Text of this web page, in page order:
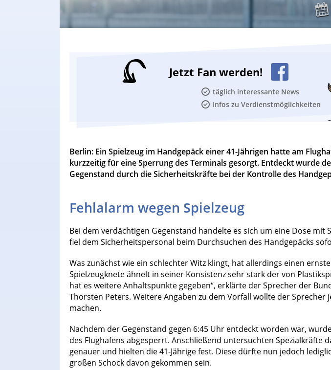
Jetzt Fan werden!
täglich interessante News
Infos zu Verdienstmöglichkeiten
Berlin: Ein Spielzeug im Handgepäck einer 41-Jährigen hatte am
kurzzeitig für eine Sperrung des Terminals gesorgt. Entdeckt wurde
Gegenstand durch die Sicherheitskräfte bei der Kontrolle des
Fehlalarm wegen Spielzeug
Bei dem verdächtigen Gegenstand handelte es sich um eine Dose mit
fiel dem Sicherheitspersonal beim Durchsuchen des Handgepäcks
Was zunächst wie ein schlechter Witz klingt, hat allerdings einen
Spielzeugknete ähnelt in seiner Konsistenz sehr stark der von
hat es weitere Anhaltspunkte gegeben“, erklärte der Sprecher der
Thorsten Peters. Weitere Angaben zu dem Vorfall wollte der Sprecher
machen.
Nachdem der Gegenstand gegen 6:45 Uhr entdeckt worden war,
des Flughafens abgesperrt. Anschließend untersuchten Spezialkräfte
genauer und hielten die 41-Jährige fest. Diese dürfte nun jedoch
großen Schock davon gekommen sein.